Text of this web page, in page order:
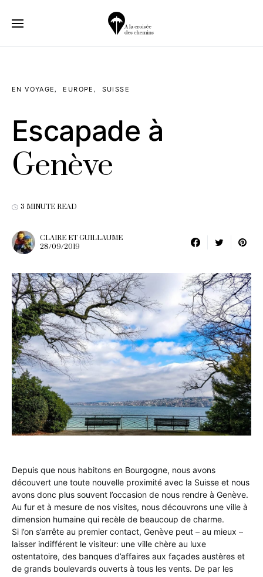
EN VOYAGE EUROPE SUISSE
Escapade à
Genève
3 MINUTE READ
CLAIRE ET GUILLAUME
28/09/2019
Depuis que nous habitons en Bourgogne, nous avons
découvert une toute nouvelle proximité avec la Suisse et nous
avons donc plus souvent l’occasion de nous rendre à Genève.
Au fur et à mesure de nos visites, nous découvrons une ville à
dimension humaine qui recèle de beaucoup de charme.
Si l’on s’arrête au premier contact, Genève peut – au mieux –
laisser indifférent le visiteur: une ville chère au luxe
ostentatoire, des banques d’affaires aux façades austères et
de grands boulevards ouverts à tous les vents. De par les